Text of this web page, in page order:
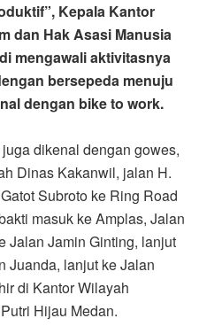
Kepala Kantor
dan Hak Asasi Manusia
mengawali aktivitasnya
bersepeda menuju
dengan bike to work.
dikenal dengan gowes,
Dinas Kakanwil, jalan H.
Subroto ke Ring Road
masuk ke Amplas, Jalan
Jalan Jamin Ginting, lanjut
Juanda, lanjut ke Jalan
di Kantor Wilayah
Hijau Medan.